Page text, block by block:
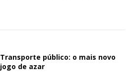
Transporte público: o mais novo
jogo de azar